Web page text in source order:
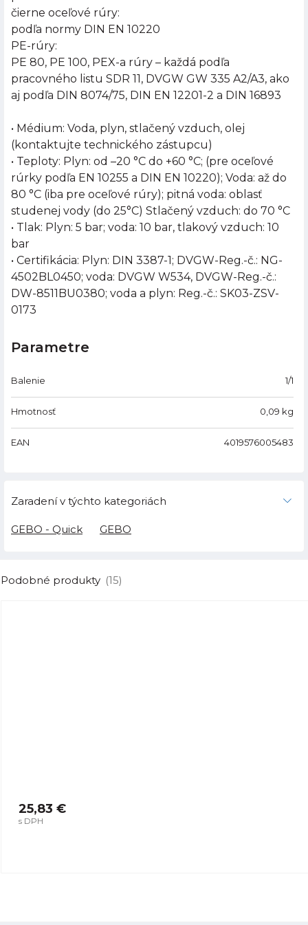
čierne oceľové rúry:
podľa normy DIN EN 10220
PE-rúry:
PE 80, PE 100, PEX-a rúry – každá podľa
pracovného listu SDR 11, DVGW GW 335 A2/A3, ako
aj podľa DIN 8074/75, DIN EN 12201-2 a DIN 16893
• Médium: Voda, plyn, stlačený vzduch, olej
(kontaktujte technického zástupcu)
• Teploty: Plyn: od –20 °C do +60 °C; (pre oceľové
rúrky podľa EN 10255 a DIN EN 10220); Voda: až do
80 °C (iba pre oceľové rúry); pitná voda: oblasť
studenej vody (do 25°C) Stlačený vzduch: do 70 °C
• Tlak: Plyn: 5 bar; voda: 10 bar, tlakový vzduch: 10
bar
• Certifikácia: Plyn: DIN 3387-1; DVGW-Reg.-č.: NG-
4502BL0450; voda: DVGW W534, DVGW-Reg.-č.:
DW-8511BU0380; voda a plyn: Reg.-č.: SK03-ZSV-
0173
Parametre
Balenie 1/1
Hmotnosť 0,09 kg
EAN 4019576005483
Zaradení v týchto kategoriách
GEBO - Quick GEBO
Podobné produkty (15)
25,83 €
s DPH